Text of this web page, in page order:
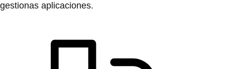
gestionas aplicaciones.